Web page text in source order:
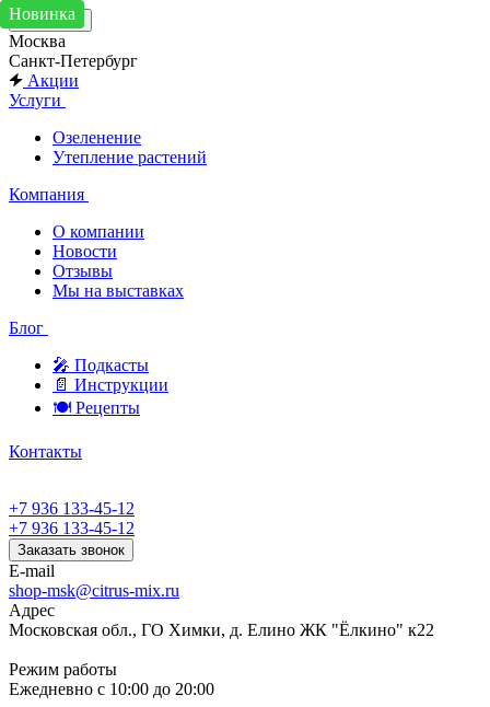
Москва
Москва
Санкт-Петербург
Акции
Услуги
Озеленение
Утепление растений
Компания
О компании
Новости
Отзывы
Мы на выставках
Блог
🎤︎︎ Подкасты
📄 Инструкции
🍽 Рецепты
Контакты
+7 936 133-45-12
+7 936 133-45-12
Заказать звонок
E-mail
shop-msk@citrus-mix.ru
Адрес
Московская обл., ГО Химки, д. Елино ЖК "Ёлкино" к22
Режим работы
Ежедневно с 10:00 до 20:00
Хит
Новинка